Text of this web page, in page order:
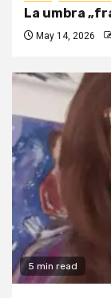
La umbra
May 14, 2026
5 min read